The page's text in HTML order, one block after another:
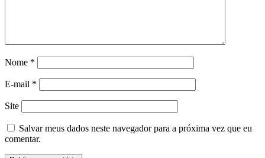
Nome *
E-mail *
Site
Salvar meus dados neste navegador para a próxima vez que eu
comentar.